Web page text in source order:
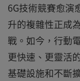
6G技術競賽愈演
升的複雜性正成
戰。如今，行動
更快速、更靈活
基礎設施和不斷